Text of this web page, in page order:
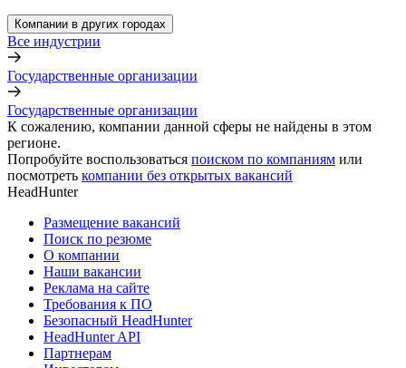
Компании в других городах
Все индустрии
Государственные организации
Государственные организации
К сожалению, компании данной сферы не найдены в этом
регионе.
Попробуйте воспользоваться поиском по компаниям или
посмотреть компании без открытых вакансий
HeadHunter
Размещение вакансий
Поиск по резюме
О компании
Наши вакансии
Реклама на сайте
Требования к ПО
Безопасный HeadHunter
HeadHunter API
Партнерам